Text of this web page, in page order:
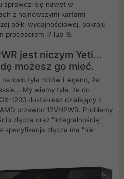
sprawdzi się nawet w
z najnowszymi kartami
półki wydajnościowej, pokroju
procesorem i7 lub i9.
jest niczym Yeti...
możesz go mieć.
tyle mitów i legend, że
My wiemy tyle, że do
1200 dostaniesz działający z
przewód 12VHPWR. Problemy
złącza oraz "integralnością"
specyfikacja złącza ma "nie